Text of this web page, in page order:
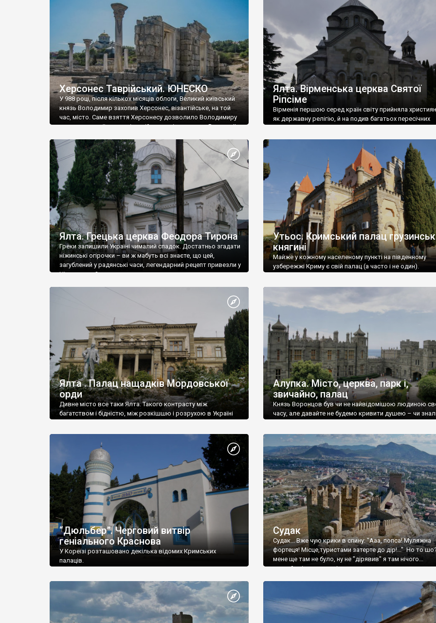
візантійської доби. Раритети викрадені з фондів об’єкту
культурної спадщини ЮНЕСКО «Херсонеса Таврійського».
Офіційно – на виставку «Золото Візантії», але експерти та
влада в Україні вважають це лише […]
називаються «повстяками» (postaki)…” “Вино. Крим
виробляє відмінне вино і його вдосталь: воно все
легке біле і дуже […]
Херсонес Таврійський. ЮНЕСКО
У 988 році, після кількох місяців облоги, Великий київський
князь Володимир захопив Херсонес, візантійське, на той
час, місто. Саме взяття Херсонесу дозволило Володимиру
диктувати свої умови візантійському імператору Василю ІІ,
Херсонесі Володимир-язичник, став Василем-
християнином. А потім було Хрещення Русі. На честь
Херсонесу Таврійського названо місто […]
Ялта. Вірменська церква Святої
Ріпсіме
Вірменія першою серед країн світу прийняла
як державну релігію, й на подив багатьох пересічних
Ялта. Грецька церква Феодора Тирона
Греки залишили Україні чималий спадок. Достатньо згадати
ніжинські огірочки – ви ж мабуть всі знаєте, що цей,
загублений у радянські часи, легендарний рецепт привезли у
Ніжин греки?
Утьос. Кримський палац
княгині
Майже у кожному населеному пункті на південному
узбережжі Криму є свій палац (а часто і не один).
Ялта . Палац нащадків Мордовської
орди
Дивне місто все таки Ялта. Такого контрасту між
багатством і бідністю, між розкішшю і розрухою в Україні
Алупка. Місто, церква, парк і,
звичайно, палац
Князь Воронцов був чи не найвідомішою людиною
часу, але давайте не будемо кривити душею – чи
“Дюльбер”. Черговий витвір
геніального Краснова
У Кореїзі розташовано декілька відомих Кримських
палаців.
Судак
Судак... Вже чую крики в спину: "Ааа, попса! Муляжна
фортеця! Місце,туристами затерте до дір!..." Но то
мене ще там не було, ну не "дірявив" я там нічого...
принаймні до цього літа.